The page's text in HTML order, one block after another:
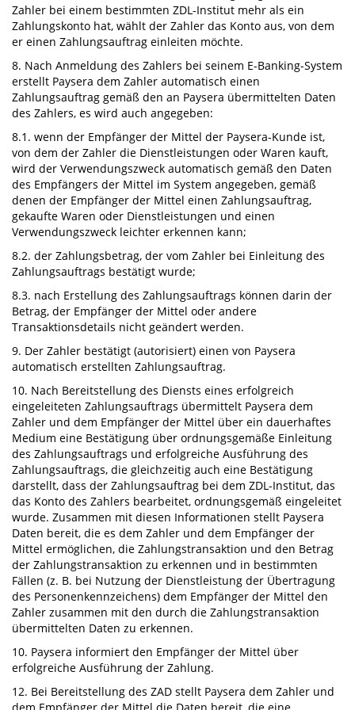
Zahler bei einem bestimmten ZDL-Institut mehr als ein
Zahlungskonto hat, wählt der Zahler das Konto aus, von dem
er einen Zahlungsauftrag einleiten möchte.
8. Nach Anmeldung des Zahlers bei seinem E-Banking-System
erstellt Paysera dem Zahler automatisch einen
Zahlungsauftrag gemäß den an Paysera übermittelten Daten
des Zahlers, es wird auch angegeben:
8.1. wenn der Empfänger der Mittel der Paysera-Kunde ist,
von dem der Zahler die Dienstleistungen oder Waren kauft,
wird der Verwendungszweck automatisch gemäß den Daten
des Empfängers der Mittel im System angegeben, gemäß
denen der Empfänger der Mittel einen Zahlungsauftrag,
gekaufte Waren oder Dienstleistungen und einen
Verwendungszweck leichter erkennen kann;
8.2. der Zahlungsbetrag, der vom Zahler bei Einleitung des
Zahlungsauftrags bestätigt wurde;
8.3. nach Erstellung des Zahlungsauftrags können darin der
Betrag, der Empfänger der Mittel oder andere
Transaktionsdetails nicht geändert werden.
9. Der Zahler bestätigt (autorisiert) einen von Paysera
automatisch erstellten Zahlungsauftrag.
10. Nach Bereitstellung des Diensts eines erfolgreich
eingeleiteten Zahlungsauftrags übermittelt Paysera dem
Zahler und dem Empfänger der Mittel über ein dauerhaftes
Medium eine Bestätigung über ordnungsgemäße Einleitung
des Zahlungsauftrags und erfolgreiche Ausführung des
Zahlungsauftrags, die gleichzeitig auch eine Bestätigung
darstellt, dass der Zahlungsauftrag bei dem ZDL-Institut, das
das Konto des Zahlers bearbeitet, ordnungsgemäß eingeleitet
wurde. Zusammen mit diesen Informationen stellt Paysera
Daten bereit, die es dem Zahler und dem Empfänger der
Mittel ermöglichen, die Zahlungstransaktion und den Betrag
der Zahlungstransaktion zu erkennen und in bestimmten
Fällen (z. B. bei Nutzung der Dienstleistung der Übertragung
des Personenkennzeichens) dem Empfänger der Mittel den
Zahler zusammen mit den durch die Zahlungstransaktion
übermittelten Daten zu erkennen.
10. Paysera informiert den Empfänger der Mittel über
erfolgreiche Ausführung der Zahlung.
12. Bei Bereitstellung des ZAD stellt Paysera dem Zahler und